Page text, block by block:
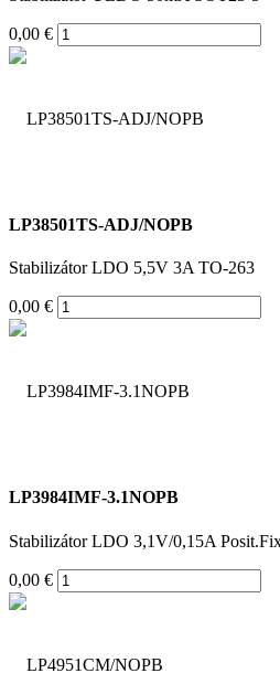
0,00 €
LP38501TS-ADJ/NOPB
Stabilizátor LDO 5,5V 3A TO-263
0,00 €
LP3984IMF-3.1NOPB
Stabilizátor LDO 3,1V/0,15A
0,00 €